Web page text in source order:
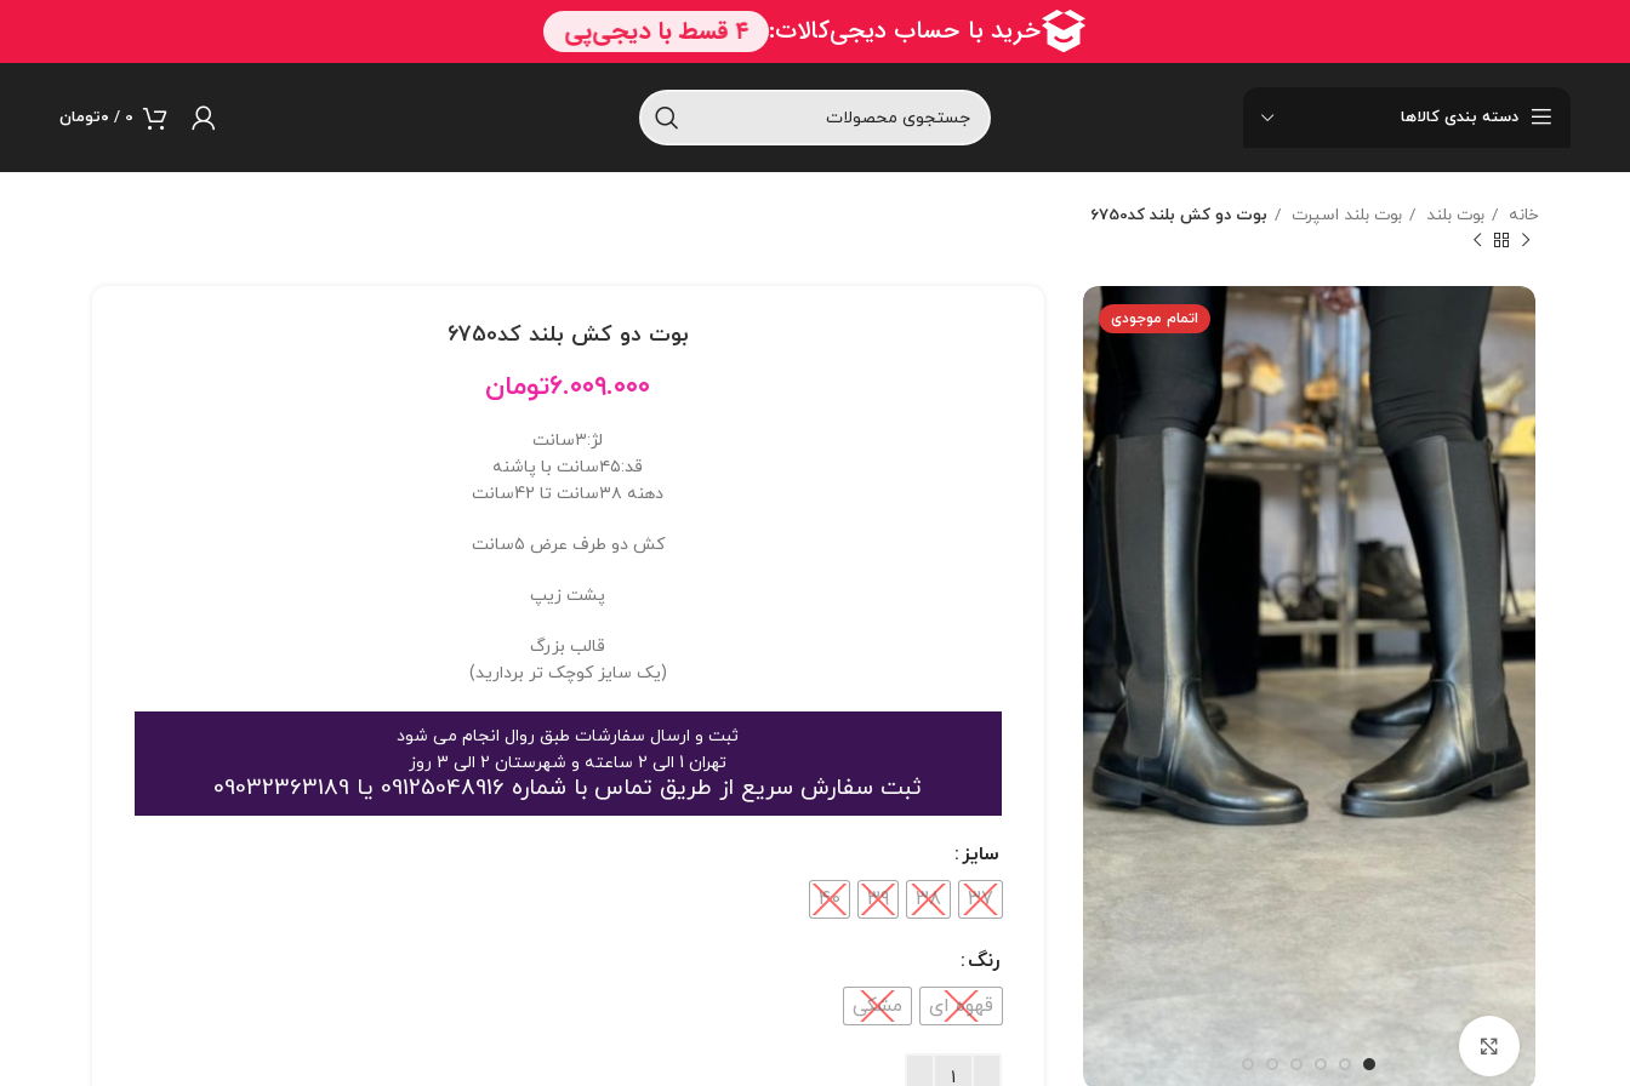
دسته بندی کالاها 0
/ ۰تومان
خانه بوت بلند بوت بلند اسپرت بوت دو کش بلند کد6750
اتمام موجودی
بوت دو کش بلند کد6750
۶.۰۰۹.۰۰۰تومان
لژ:۳سانت
قد:۴۵سانت با پاشنه
دهنه ۳۸سانت تا 42سانت
کش دو طرف عرض ۵سانت
پشت زیپ
قالب بزرگ
(یک سایز کوچک تر بردارید)
ثبت و ارسال سفارشات طبق روال انجام می شود
تهران 1 الی 2 ساعته و شهرستان 2 الی 3 روز
ثبت سفارش سریع از طریق تماس با شماره 09125048916 یا 09032363189
سایز
37
38
39
40
رنگ
قهوه ای
مشکی